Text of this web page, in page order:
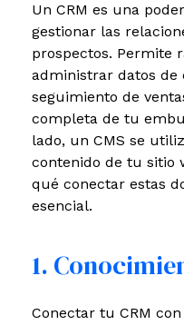
Un CRM es una
gestionar las
prospectos. Permite
administrar datos de
seguimiento de
completa de tu
lado, un CMS se
contenido de tu sitio
qué conectar estas
esencial.
1.
Conectar tu CRM